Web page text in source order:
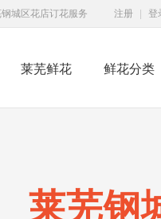
城区花店订花服务 注册 登
莱芜鲜花 鲜花分类
莱芜钢